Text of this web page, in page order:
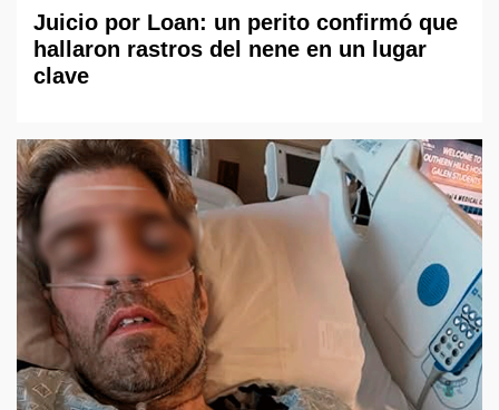
Juicio por Loan: un perito confirmó que
hallaron rastros del nene en un lugar
clave